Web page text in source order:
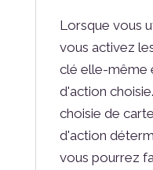
Lorsque vous
vous activez
clé elle-même
d'action
choisie de
d'action
vous pourrez